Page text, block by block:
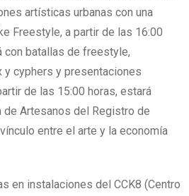
artísticas urbanas con una
Freestyle, a partir de las 16:00
con batallas de freestyle,
cyphers y presentaciones
de las 15:00 horas, estará
de Artesanos del Registro de
entre el arte y la economía
en instalaciones del CCK8 (Centro